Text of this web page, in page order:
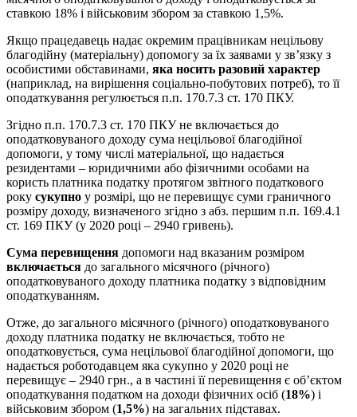
ставкою 18% і військовим збором за ставкою 1,5%.
Якщо працедавець надає окремим працівникам нецільову
благодійну (матеріальну) допомогу за їх заявами у зв’язку з
особистими обставинами, яка носить разовий характер
(наприклад, на вирішення соціально-побутових потреб), то її
оподаткування регулюється п.п. 170.7.3 ст. 170 ПКУ.
Згідно п.п. 170.7.3 ст. 170 ПКУ не включається до
оподатковуваного доходу сума нецільової благодійної
допомоги, у тому числі матеріальної, що надається
резидентами – юридичними або фізичними особами на
користь платника податку протягом звітного податкового
року сукупно у розмірі, що не перевищує суми граничного
розміру доходу, визначеного згідно з абз. першим п.п. 169.4.1
ст. 169 ПКУ (у 2020 році – 2940 гривень).
Сума перевищення допомоги над вказаним розміром
включається до загального місячного (річного)
оподатковуваного доходу платника податку з відповідним
оподаткуванням.
Отже, до загального місячного (річного) оподатковуваного
доходу платника податку не включається, тобто не
оподатковується, сума нецільової благодійної допомоги, що
надається роботодавцем яка сукупно у 2020 році не
перевищує – 2940 грн., а в частині її перевищення є об’єктом
оподаткування податком на доходи фізичних осіб (18%) і
військовим збором (1,5%) на загальних підставах.